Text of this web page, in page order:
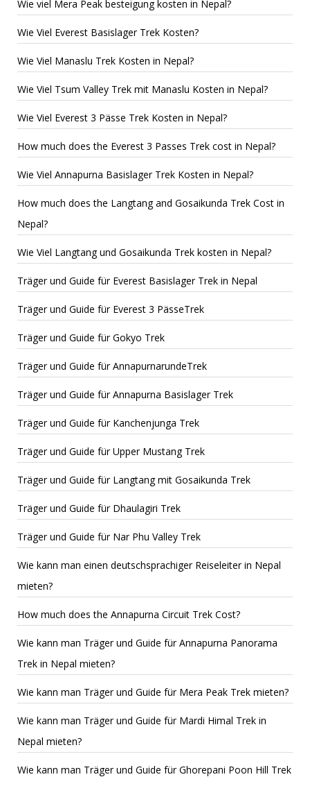
Wie viel Mera Peak besteigung kosten in Nepal?
Wie Viel Everest Basislager Trek Kosten?
Wie Viel Manaslu Trek Kosten in Nepal?
Wie Viel Tsum Valley Trek mit Manaslu Kosten in Nepal?
Wie Viel Everest 3 Pässe Trek Kosten in Nepal?
How much does the Everest 3 Passes Trek cost in Nepal?
Wie Viel Annapurna Basislager Trek Kosten in Nepal?
How much does the Langtang and Gosaikunda Trek Cost in
Nepal?
Wie Viel Langtang und Gosaikunda Trek kosten in Nepal?
Träger und Guide für Everest Basislager Trek in Nepal
Träger und Guide für Everest 3 PässeTrek
Träger und Guide für Gokyo Trek
Träger und Guide für AnnapurnarundeTrek
Träger und Guide für Annapurna Basislager Trek
Träger und Guide für Kanchenjunga Trek
Träger und Guide für Upper Mustang Trek
Träger und Guide für Langtang mit Gosaikunda Trek
Träger und Guide für Dhaulagiri Trek
Träger und Guide für Nar Phu Valley Trek
Wie kann man einen deutschsprachiger Reiseleiter in Nepal
mieten?
How much does the Annapurna Circuit Trek Cost?
Wie kann man Träger und Guide für Annapurna Panorama
Trek in Nepal mieten?
Wie kann man Träger und Guide für Mera Peak Trek mieten?
Wie kann man Träger und Guide für Mardi Himal Trek in
Nepal mieten?
Wie kann man Träger und Guide für Ghorepani Poon Hill Trek